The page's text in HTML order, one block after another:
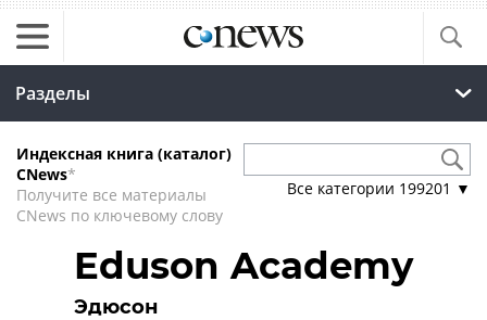
Разделы
Индексная книга (каталог)
CNews*
Получите все материалы
CNews по ключевому слову
Все категории 199201 ▼
Eduson Academy
Эдюсон